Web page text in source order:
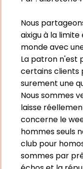
Nous
aixigu à la
monde avec
La patron n'est
certains clients
surement une
Nous sommes
laisse
concerne le
hommes seuls
club pour
sommes par